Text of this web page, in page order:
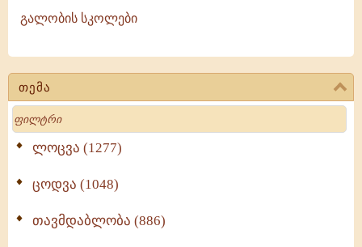
თემა
Search
ლოცვა (1277)
ცოდვა (1048)
თავმდაბლობა (886)
გალობის სკოლები